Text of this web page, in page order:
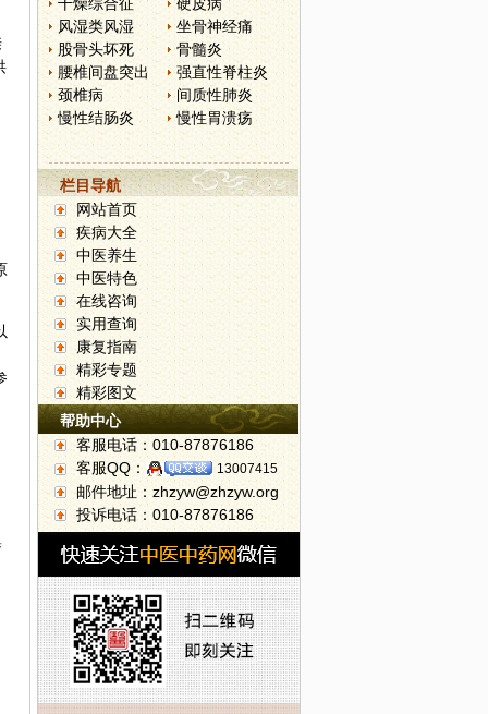
风湿类风湿
坐骨神经痛
股骨头坏死
骨髓炎
腰椎间盘突出
强直性脊柱炎
颈椎病
间质性肺炎
慢性结肠炎
慢性胃溃疡
栏目导航
网站首页
疾病大全
中医养生
中医特色
在线咨询
实用查询
康复指南
精彩专题
精彩图文
帮助中心
客服电话：010-87876186
客服QQ：
13007415
邮件地址：zhzyw@zhzyw.org
投诉电话：010-87876186